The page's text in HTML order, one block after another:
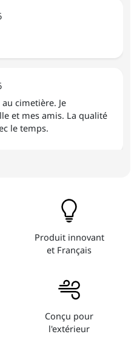
cimetière. Je
et mes amis. La qualité
le temps.
clair, coloré et qui
à déposer sur la
👍
Produit innovant
et Français
Conçu pour
l'extérieur